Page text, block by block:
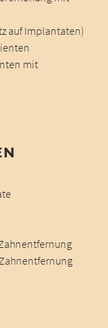
auf Implantaten)
mit